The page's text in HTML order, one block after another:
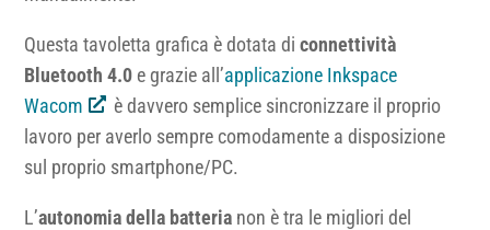
Questa tavoletta grafica è dotata diconnettività
Bluetooth 4.0 e grazie all’applicazione Inkspace
Wacom
è davvero semplice sincronizzare il proprio
lavoro per averlo sempre comodamente a disposizione
sul proprio smartphone/PC.
L’autonomia della batteria non è tra le migliori del